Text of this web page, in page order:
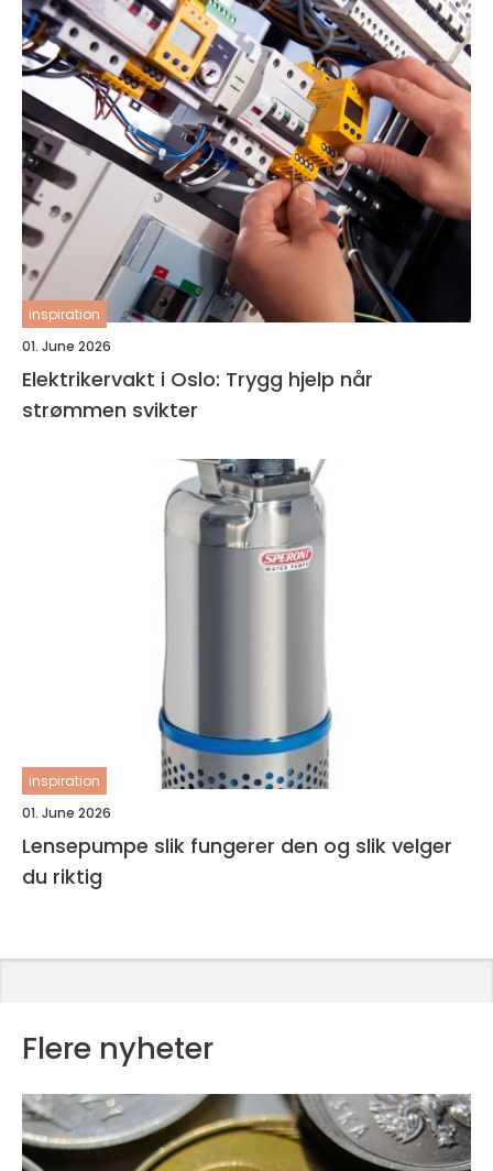
inspiration
01. June 2026
Elektrikervakt i Oslo: Trygg hjelp når
strømmen svikter
inspiration
01. June 2026
Lensepumpe slik fungerer den og slik velger
du riktig
Flere nyheter